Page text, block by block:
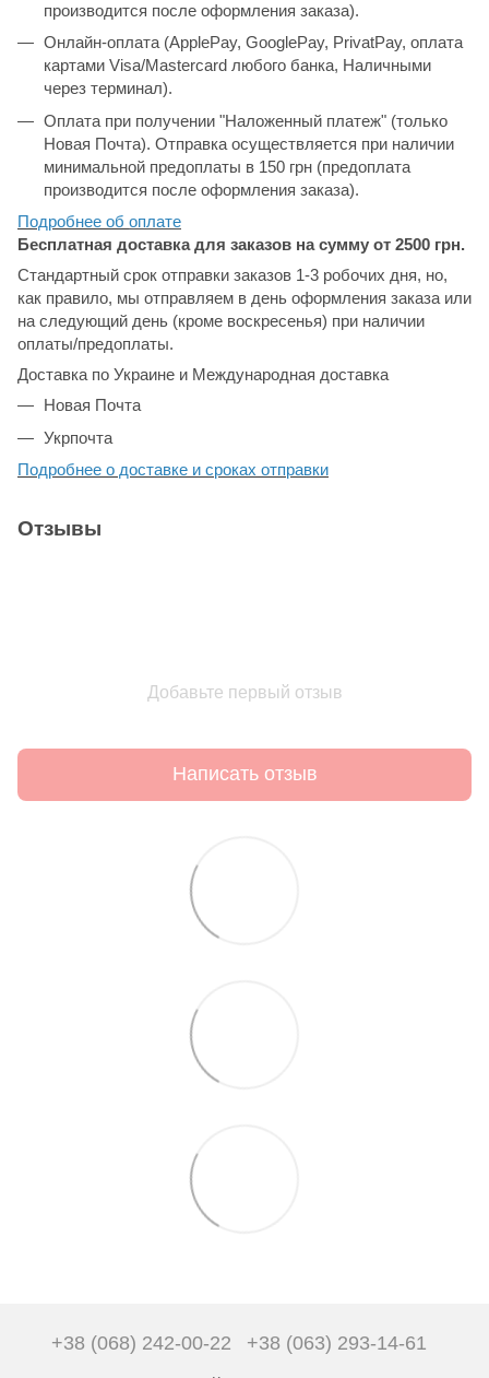
производится после оформления заказа).
Онлайн-оплата (ApplePay, GooglePay, PrivatPay, оплата
картами Visa/Mastercard любого банка, Наличными
через терминал).
Оплата при получении "Наложенный платеж" (только
Новая Почта). Отправка осуществляется при наличии
минимальной предоплаты в 150 грн (предоплата
производится после оформления заказа).
Подробнее об оплате
Бесплатная доставка для заказов на сумму от 2500 грн.
Стандартный срок отправки заказов 1-3 робочих дня, но,
как правило, мы отправляем в день оформления заказа или
на следующий день (кроме воскресенья) при наличии
оплаты/предоплаты.
Доставка по Украине и Международная доставка
Новая Почта
Укрпочта
Подробнее о доставке и сроках отправки
Отзывы
Добавьте первый отзыв
Написать отзыв
+38 (068) 242-00-22 +38 (063) 293-14-61